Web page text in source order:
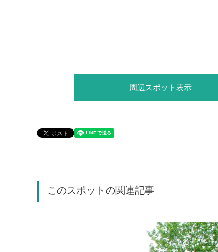
周辺スポット表示
このスポットの関連記事